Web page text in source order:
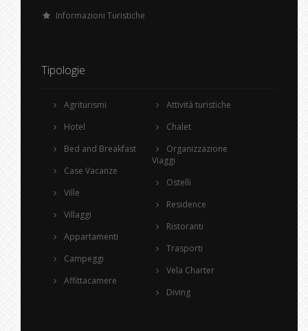
Informazioni Turistiche
Tipologie
Agriturismi
Hotel
Bed and Breakfast
Case Vacanze
Ville
Villaggi
Appartamenti
Campeggi
Affittacamere
Attività turistiche
Chalet
Organizzazione
Viaggi
Ostelli
Residence
Ristoranti
Trasporti
Vela Charter
Diving